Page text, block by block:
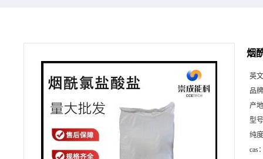
烟
英
品
产
型
纯
cas